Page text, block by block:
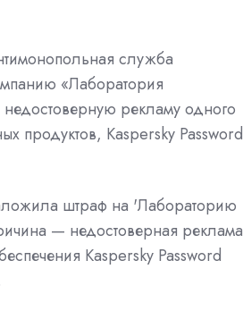
служба
«Лаборатория
недостоверную рекламу одного
продуктов, Kaspersky Password
штраф на 'Лабораторию
— недостоверная реклама
Kaspersky Password